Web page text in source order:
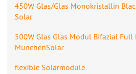
450W Glas/Glas Monokristallin
Solar
500W Glas Glas Modul Bifazial Full
MünchenSolar
flexible Solarmodule